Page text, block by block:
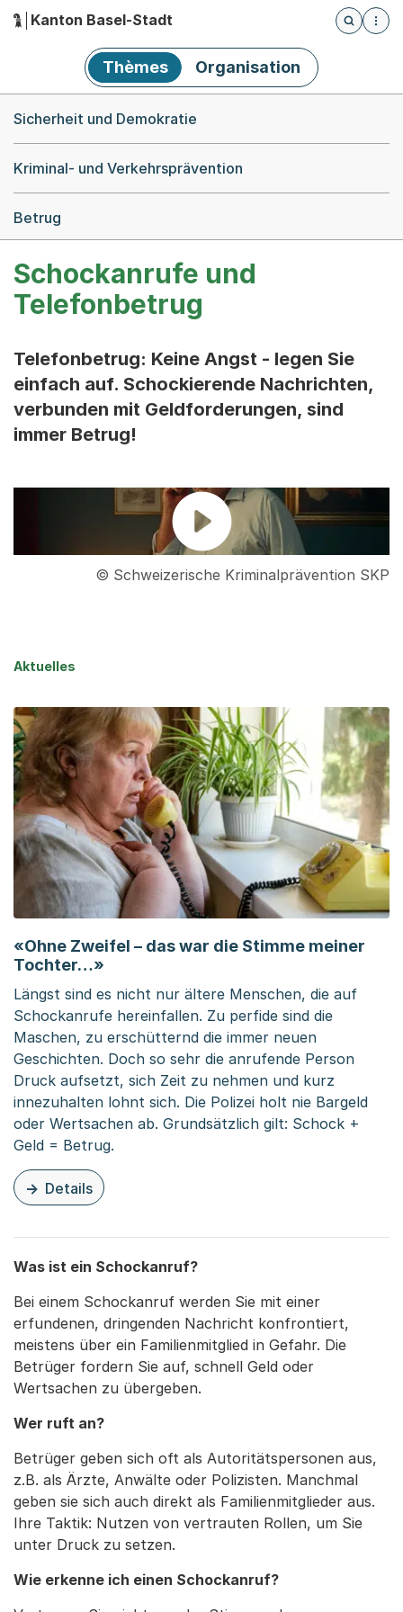
Hauptnavigation
Kanton Basel-Stadt
Öffnet
Thèmes Organisation
Sicherheit und Demokratie
Kriminal- und Verkehrsprävention
Betrug
Schockanrufe und
Telefonbetrug
Telefonbetrug: Keine Angst - legen Sie
einfach auf. Schockierende Nachrichten,
verbunden mit Geldforderungen, sind
immer Betrug!
© Schweizerische Kriminalprävention SKP
Aktuelles
«Ohne Zweifel – das war die Stimme meiner
Tochter…»
Längst sind es nicht nur ältere Menschen, die auf
Schockanrufe hereinfallen. Zu perfide sind die
Maschen, zu erschütternd die immer neuen
Geschichten. Doch so sehr die anrufende Person
Druck aufsetzt, sich Zeit zu nehmen und kurz
innezuhalten lohnt sich. Die Polizei holt nie Bargeld
oder Wertsachen ab. Grundsätzlich gilt: Schock +
Geld = Betrug.
Details
zu dieser News: «Ohne Zweifel – das war die Stimme
Was ist ein Schockanruf?
Bei einem Schockanruf werden Sie mit einer
erfundenen, dringenden Nachricht konfrontiert,
meistens über ein Familienmitglied in Gefahr. Die
Betrüger fordern Sie auf, schnell Geld oder
Wertsachen zu übergeben.
Wer ruft an?
Betrüger geben sich oft als Autoritätspersonen aus,
z.B. als Ärzte, Anwälte oder Polizisten. Manchmal
geben sie sich auch direkt als Familienmitglieder aus.
Ihre Taktik: Nutzen von vertrauten Rollen, um Sie
unter Druck zu setzen.
Wie erkenne ich einen Schockanruf?